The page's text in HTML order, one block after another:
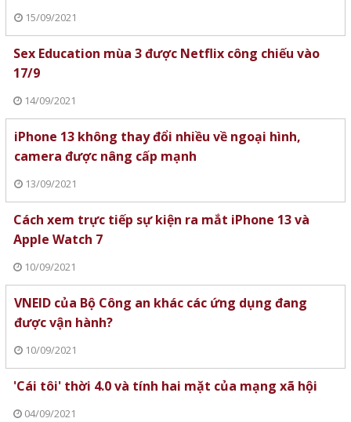
15/09/2021
Sex Education mùa 3 được Netflix công chiếu vào
17/9
14/09/2021
iPhone 13 không thay đổi nhiều về ngoại hình,
camera được nâng cấp mạnh
13/09/2021
Cách xem trực tiếp sự kiện ra mắt iPhone 13 và
Apple Watch 7
10/09/2021
VNEID của Bộ Công an khác các ứng dụng đang
được vận hành?
10/09/2021
'Cái tôi' thời 4.0 và tính hai mặt của mạng xã hội
04/09/2021